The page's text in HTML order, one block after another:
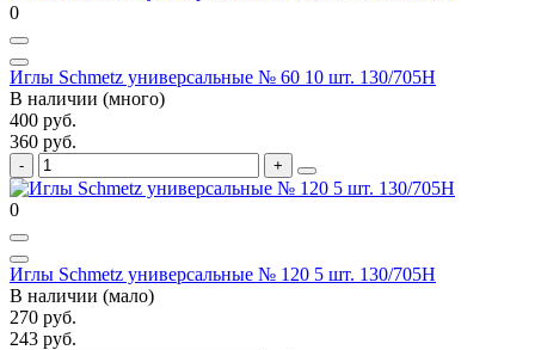
0
Иглы Schmetz универсальные № 60 10 шт. 130/705H
В наличии (много)
400 руб.
360 руб.
0
Иглы Schmetz универсальные № 120 5 шт. 130/705H
В наличии (мало)
270 руб.
243 руб.